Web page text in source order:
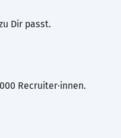
Dir passt.
Recruiter·innen.